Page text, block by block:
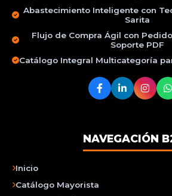
Abastecimiento Inteligente con
Sarita
Flujo de Compra Ágil con
Soporte PDF
Catálogo Integral Multicategoría
NAVEGACIÓN
Inicio
Catálogo Mayorista